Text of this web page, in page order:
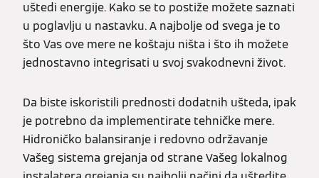
uštedi energije. Kako se to postiže možete saznati
u poglavlju u nastavku. A najbolje od svega je to
što Vas ove mere ne koštaju ništa i što ih možete
jednostavno integrisati u svoj svakodnevni život.
Da biste iskoristili prednosti dodatnih ušteda, ipak
je potrebno da implementirate tehničke mere.
Hidroničko balansiranje i redovno održavanje
Vašeg sistema grejanja od strane Vašeg lokalnog